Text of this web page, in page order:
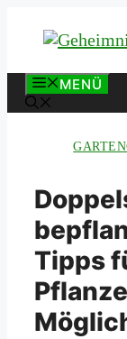
Inhalt
MENÜ
Tipps